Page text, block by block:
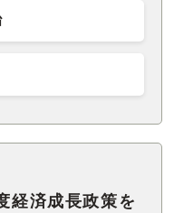
経済成長政策を